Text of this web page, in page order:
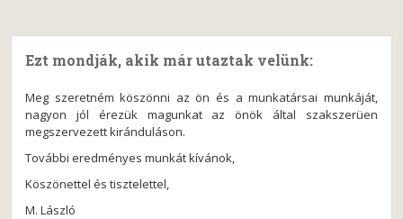
Ezt mondják, akik már utaztak velünk:
Meg szeretném köszönni az ön és a munkatársai munkáját,
nagyon jól érezük magunkat az önök által szakszerüen
megszervezett kiránduláson.
További eredményes munkát kívánok,
Köszönettel és tisztelettel,
M. László